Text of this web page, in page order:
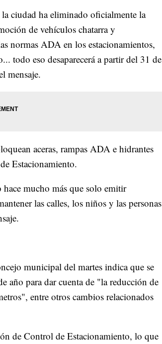
ciudad ha eliminado oficialmente la
de vehículos chatarra y
normas ADA en los estacionamientos,
todo eso desaparecerá a partir del 31 de
mensaje.
aceras, rampas ADA e hidrantes
Estacionamiento.
mucho más que solo emitir
las calles, los niños y las personas
municipal del martes indica que se
año para dar cuenta de "la reducción de
entre otros cambios relacionados
de Control de Estacionamiento, lo que